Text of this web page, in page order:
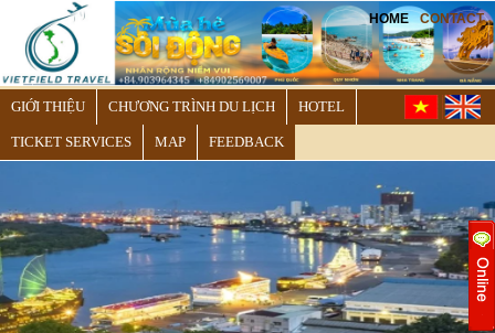
HOME CONTACT
GIỚI THIỆU CHƯƠNG TRÌNH DU LỊCH HOTEL
TICKET SERVICES MAP FEEDBACK